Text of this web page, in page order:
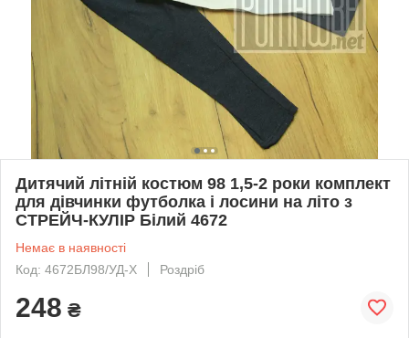
Дитячий літній костюм 98 1,5-2 роки комплект
для дівчинки футболка і лосини на літо з
СТРЕЙЧ-КУЛІР Білий 4672
Немає в наявності
Код: 4672БЛ98/УД-Х
Роздріб
248 ₴